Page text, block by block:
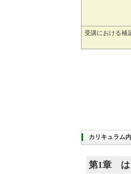
受講における補
カリキュラム
第1章